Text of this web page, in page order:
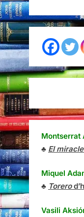
Montserrat
♣ El
Miquel
♣ Torero
Vasili